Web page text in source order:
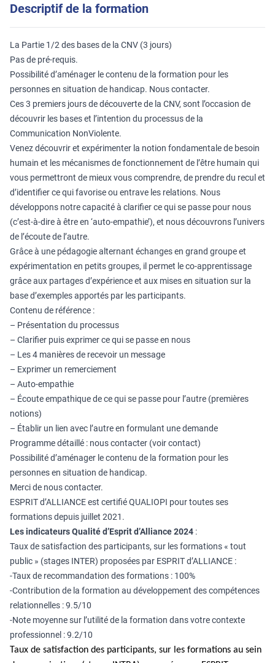
Descriptif de la formation
La Partie 1/2 des bases de la CNV (3 jours)
Pas de pré-requis.
Possibilité d’aménager le contenu de la formation pour les
personnes en situation de handicap. Nous contacter.
Ces 3 premiers jours de découverte de la CNV, sont l’occasion de
découvrir les bases et l’intention du processus de la
Communication NonViolente.
Venez découvrir et expérimenter la notion fondamentale de besoin
humain et les mécanismes de fonctionnement de l’être humain qui
vous permettront de mieux vous comprendre, de prendre du recul et
d’identifier ce qui favorise ou entrave les relations. Nous
développons notre capacité à clarifier ce qui se passe pour nous
(c’est-à-dire à être en ‘auto-empathie’), et nous découvrons l’univers
de l’écoute de l’autre.
Grâce à une pédagogie alternant échanges en grand groupe et
expérimentation en petits groupes, il permet le co-apprentissage
grâce aux partages d’expérience et aux mises en situation sur la
base d’exemples apportés par les participants.
Contenu de référence :
– Présentation du processus
– Clarifier puis exprimer ce qui se passe en nous
– Les 4 manières de recevoir un message
– Exprimer un remerciement
– Auto-empathie
– Écoute empathique de ce qui se passe pour l’autre (premières
notions)
– Établir un lien avec l’autre en formulant une demande
Programme détaillé : nous contacter (voir contact)
Possibilité d’aménager le contenu de la formation pour les
personnes en situation de handicap.
Merci de nous contacter.
ESPRIT d’ALLIANCE est certifié QUALIOPI pour toutes ses
formations depuis juillet 2021.
Les indicateurs Qualité d’Esprit d’Alliance2024 :
Taux de satisfaction des participants, sur les formations « tout
public » (stages INTER) proposées par ESPRIT d’ALLIANCE :
-Taux de recommandation des formations : 100%
-Contribution de la formation au développement des compétences
relationnelles : 9.5/10
-Note moyenne sur l’utilité de la formation dans votre contexte
professionnel : 9.2/10
Taux de satisfaction des participants, sur les formations au sein